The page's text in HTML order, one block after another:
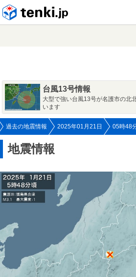
台風13号情報
大型で強い台風13号が名護市の北
います
過去の地震情報 2025年01月21日 05時48
地震情報